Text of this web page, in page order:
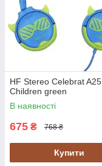
HF Stereo Celebrat A25
Children green
В наявності
675 ₴ 768 ₴
Купити